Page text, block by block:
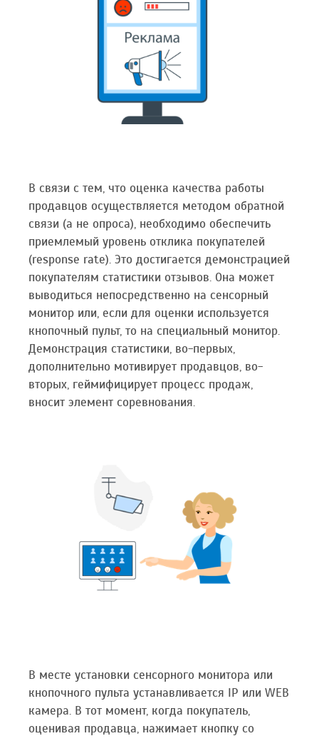
В связи с тем, что оценка качества работы
продавцов осуществляется методом обратной
связи (а не опроса), необходимо обеспечить
приемлемый уровень отклика покупателей
(response rate). Это достигается демонстрацией
покупателям статистики отзывов. Она может
выводиться непосредственно на сенсорный
монитор или, если для оценки используется
кнопочный пульт, то на специальный монитор.
Демонстрация статистики, во-первых,
дополнительно мотивирует продавцов, во-
вторых, геймифицирует процесс продаж,
вносит элемент соревнования.
В месте установки сенсорного монитора или
кнопочного пульта устанавливается IP или WEB
камера. В тот момент, когда покупатель,
оценивая продавца, нажимает кнопку со